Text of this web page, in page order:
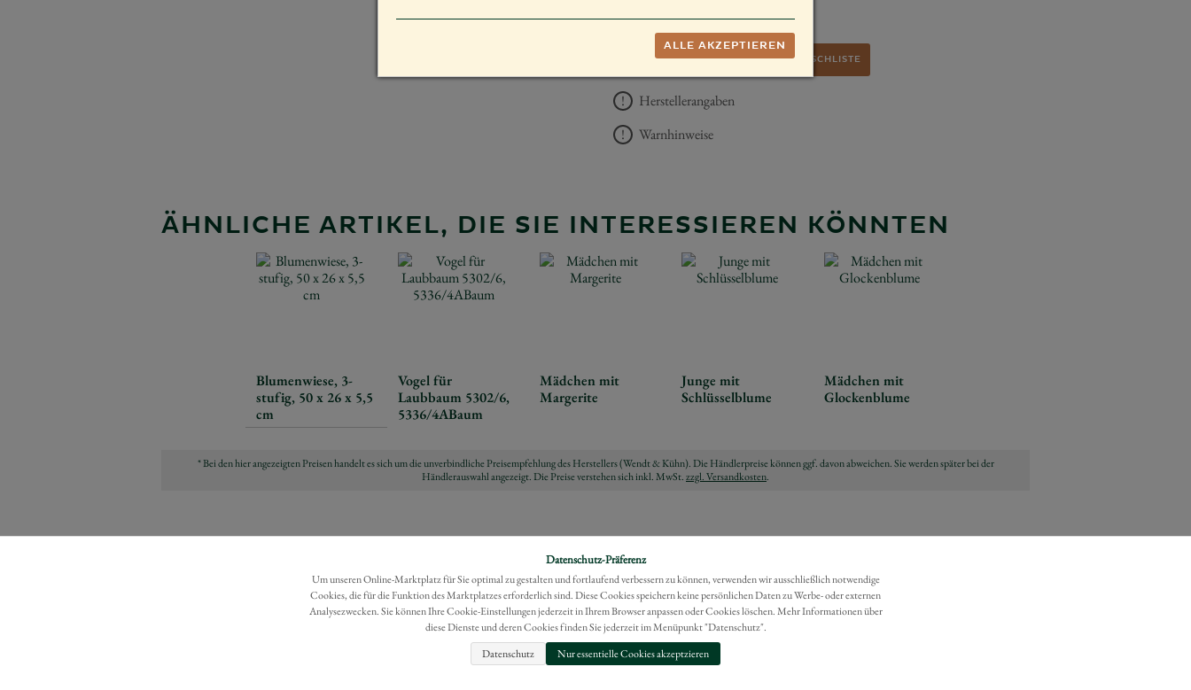
UVP *89,00 €
+ AUF DIE WUNSCHLISTE
Herstellerangaben
Warnhinweise
ÄHNLICHE ARTIKEL, DIE SIE INTERESSIEREN KÖNNTEN
Blumenwiese, 3-
stufig, 50 x 26 x 5,5
cm
Vogel für
Laubbaum 5302/6,
5336/4ABaum
Mädchen mit
Margerite
Junge mit
Schlüsselblume
Mädchen mit
Glockenblume
* Bei den hier angezeigten Preisen handelt es sich um die unverbindliche Preisempfehlung des Herstellers (Wendt & Kühn). Die Händlerpreise können ggf. davon abweichen. Sie werden später bei der
Händlerauswahl angezeigt. Die Preise verstehen sich inkl. MwSt.zzgl. Versandkosten.
Datenschutz-Präferenz
Um unseren Online-Marktplatz für Sie optimal zu gestalten und fortlaufend verbessern zu können, verwenden wir ausschließlich notwendige
Cookies, die für die Funktion des Marktplatzes erforderlich sind. Diese Cookies speichern keine persönlichen Daten zu Werbe- oder externen
Analysezwecken. Sie können Ihre Cookie-Einstellungen jederzeit in Ihrem Browser anpassen oder Cookies löschen. Mehr Informationen über
diese Dienste und deren Cookies finden Sie jederzeit im Menüpunkt "Datenschutz".
Datenschutz
Nur essentielle Cookies akzeptzieren
ALLE AKZEPTIEREN